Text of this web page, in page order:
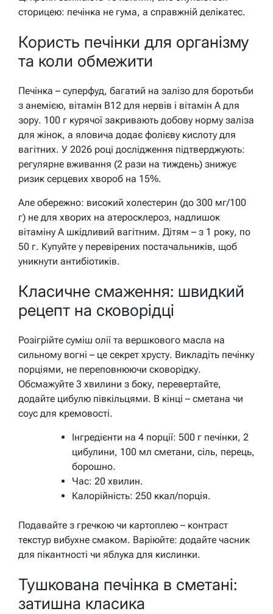
сторицею: печінка не гума, а справжній делікатес.
Користь печінки для організму
та коли обмежити
Печінка – суперфуд, багатий на залізо для боротьби
з анемією, вітамін B12 для нервів і вітамін A для
зору. 100 г курячої закривають добову норму заліза
для жінок, а яловича додає фолієву кислоту для
вагітних. У 2026 році дослідження підтверджують:
регулярне вживання (2 рази на тиждень) знижує
ризик серцевих хвороб на 15%.
Але обережно: високий холестерин (до 300 мг/100
г) не для хворих на атеросклероз, надлишок
вітаміну A шкідливий вагітним. Дітям – з 1 року, по
50 г. Купуйте у перевірених постачальників, щоб
уникнути антибіотиків.
Класичне смаження: швидкий
рецепт на сковорідці
Розігрійте суміш олії та вершкового масла на
сильному вогні – це секрет хрусту. Викладіть печінку
порціями, не переповнюючи сковорідку.
Обсмажуйте 3 хвилини з боку, перевертайте,
додайте цибулю півкільцями. В кінці – сметана чи
соус для кремовості.
Інгредієнти на 4 порції: 500 г печінки, 2
цибулини, 100 мл сметани, сіль, перець,
борошно.
Час: 20 хвилин.
Калорійність: 250 ккал/порція.
Подавайте з гречкою чи картоплею – контраст
текстур вибухне смаком. Варіюйте: додайте часник
для пікантності чи яблука для кислинки.
Тушкована печінка в сметані:
затишна класика